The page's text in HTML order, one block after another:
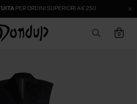
PER ORDINI SUPERIORI A € 250
0